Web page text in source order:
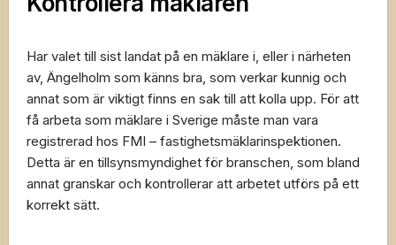
Har valet till sist landat på en mäklare i, eller i närheten
av, Ängelholm som känns bra, som verkar kunnig och
annat som är viktigt finns en sak till att kolla upp. För att
få arbeta som mäklare i Sverige måste man vara
registrerad hos FMI – fastighetsmäklarinspektionen.
Detta är en tillsynsmyndighet för branschen, som bland
annat granskar och kontrollerar att arbetet utförs på ett
korrekt sätt.